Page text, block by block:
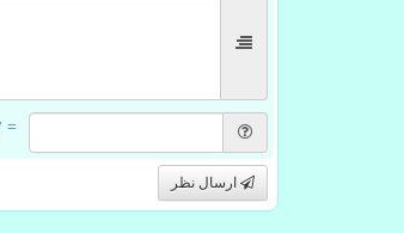
= ۲ بعلاوه ۵
ارسال نظر